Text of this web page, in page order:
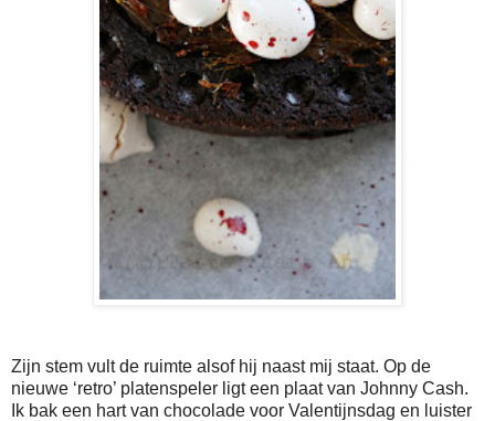
Zijn stem vult de ruimte alsof hij naast mij staat. Op de
nieuwe ‘retro’ platenspeler ligt een plaat van Johnny Cash.
Ik bak een hart van chocolade voor Valentijnsdag en luister